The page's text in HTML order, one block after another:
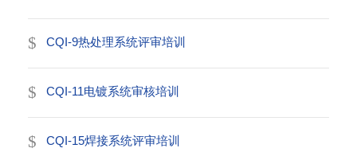
CQI-9热处理系统评审培训
CQI-11电镀系统审核培训
CQI-15焊接系统评审培训